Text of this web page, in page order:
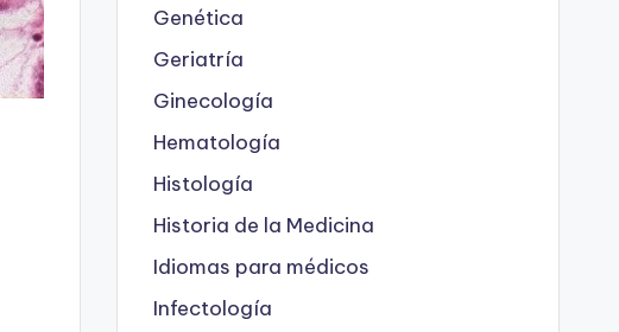
Genética
Geriatría
Ginecología
Hematología
Histología
Historia de la Medicina
Idiomas para médicos
Infectología